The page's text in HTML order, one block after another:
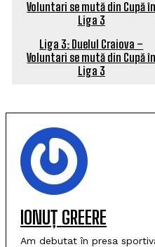
Liga 3: Duelul Craiova –
Voluntari se mută din Cupă în
Liga 3
IONUȚ GREERE
Am debutat în presa